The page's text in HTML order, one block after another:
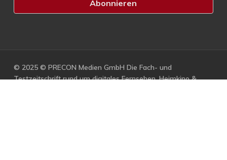
© 2025 © PRECON Medien GmbH Die Fach- und
Testzeitschrift rund um digitales Fernsehen, Heimkino &